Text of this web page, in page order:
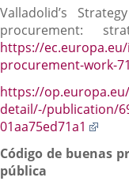
Valladolid’s
procurement:
https://
procurement-work-
https://
detail/-/publication/
01aa75ed71a1
una
Código de buenas
pública